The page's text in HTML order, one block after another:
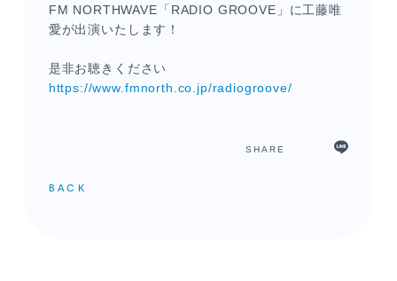
FM NORTHWAVE「RADIO GROOVE」に工藤唯
愛が出演いたします！
是非お聴きください
https://www.fmnorth.co.jp/radiogroove/
SHARE
BACK